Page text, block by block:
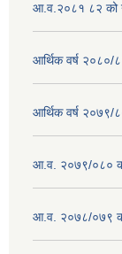
आ.व.२०८१ ८२ को
आर्थिक वर्ष २०८०/
आर्थिक वर्ष २०७९/
आ.व. २०७९/०८०
आ.व. २०७८/०७९